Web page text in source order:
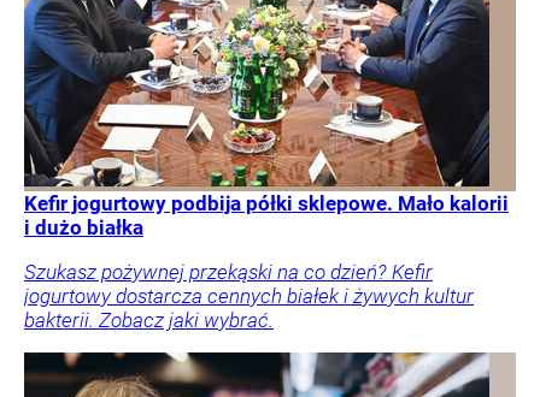
Kefir jogurtowy podbija półki sklepowe. Mało kalorii
i dużo białka
Szukasz pożywnej przekąski na co dzień? Kefir
jogurtowy dostarcza cennych białek i żywych kultur
bakterii. Zobacz jaki wybrać.